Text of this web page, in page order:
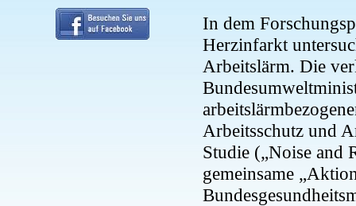
In dem
Herzinfarkt
Arbeitslärm. Die
Arbeitsschutz und
Studie („Noise and
gemeinsame